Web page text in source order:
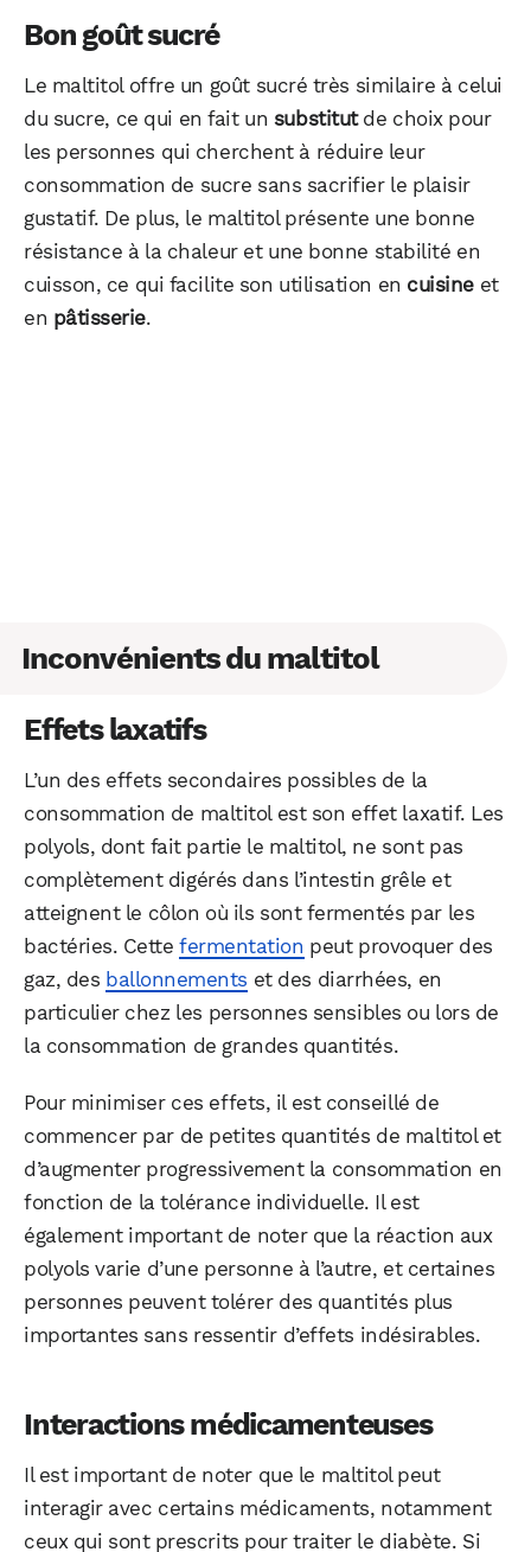
Bon goût sucré
Le maltitol offre un goût sucré très similaire à celui
du sucre, ce qui en fait un substitutde choix pour
les personnes qui cherchent à réduire leur
consommation de sucre sans sacrifier le plaisir
gustatif. De plus, le maltitol présente une bonne
résistance à la chaleur et une bonne stabilité en
cuisson, ce qui facilite son utilisation en cuisineet
en pâtisserie.
Inconvénients du maltitol
Effets laxatifs
L’un des effets secondaires possibles de la
consommation de maltitol est son effet laxatif. Les
polyols, dont fait partie le maltitol, ne sont pas
complètement digérés dans l’intestin grêle et
atteignent le côlon où ils sont fermentés par les
bactéries. Cettefermentation peut provoquer des
gaz, des ballonnements et des diarrhées, en
particulier chez les personnes sensibles ou lors de
la consommation de grandes quantités.
Pour minimiser ces effets, il est conseillé de
commencer par de petites quantités de maltitol et
d’augmenter progressivement la consommation en
fonction de la tolérance individuelle. Il est
également important de noter que la réaction aux
polyols varie d’une personne à l’autre, et certaines
personnes peuvent tolérer des quantités plus
importantes sans ressentir d’effets indésirables.
Interactions médicamenteuses
Il est important de noter que le maltitol peut
interagir avec certains médicaments, notamment
ceux qui sont prescrits pour traiter le diabète. Si